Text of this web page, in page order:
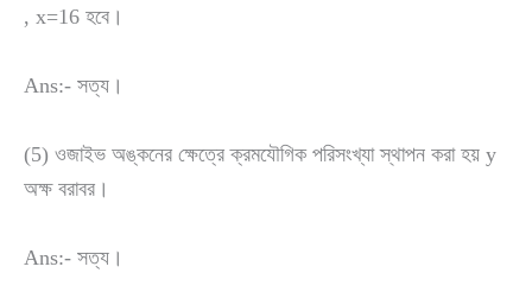
, x=16 হবে।
Ans:- সত্য।
(5) ওজাইভ অঙ্কনের ক্ষেত্রে ক্রমযৌগিক পরিসংখ্যা স্থাপন করা হয় y
অক্ষ বরাবর।
Ans:- সত্য।